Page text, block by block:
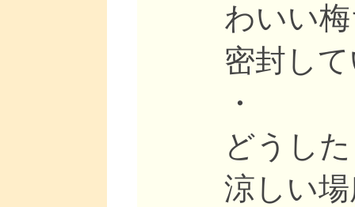
わいい
密封し
・
どうし
涼しい